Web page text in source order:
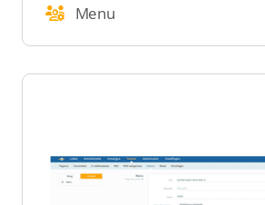
Menu